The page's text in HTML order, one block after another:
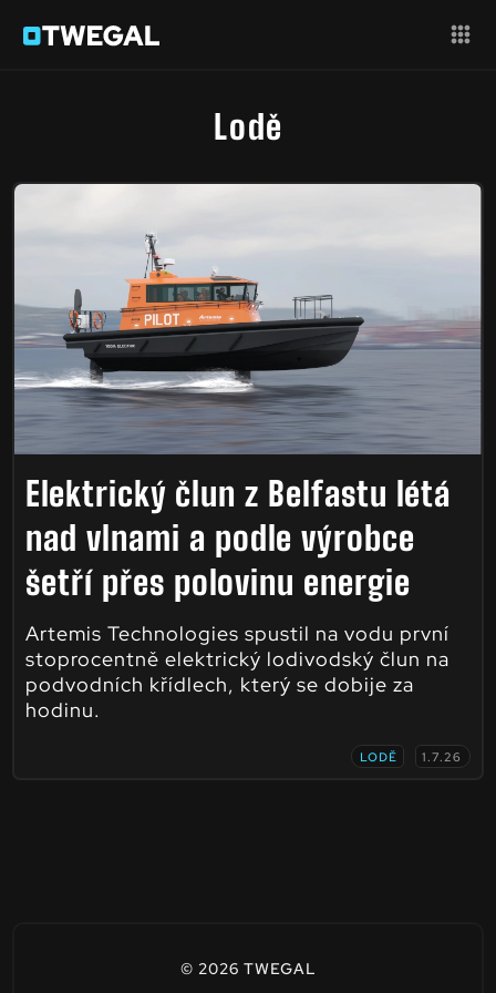
Lodě
Elektrický člun z Belfastu létá
nad vlnami a podle výrobce
šetří přes polovinu energie
Artemis Technologies spustil na vodu první
stoprocentně elektrický lodivodský člun na
podvodních křídlech, který se dobije za
hodinu.
LODĚ 1.7.26
© 2026 TWEGAL